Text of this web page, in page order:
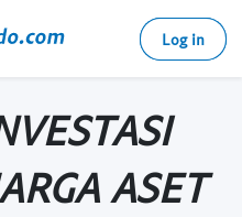
Log in
ASET